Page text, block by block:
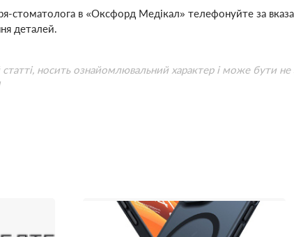
стоматолога в «Оксфорд Медікал» телефонуйте за
деталей.
статті, носить ознайомлювальний характер і може бути